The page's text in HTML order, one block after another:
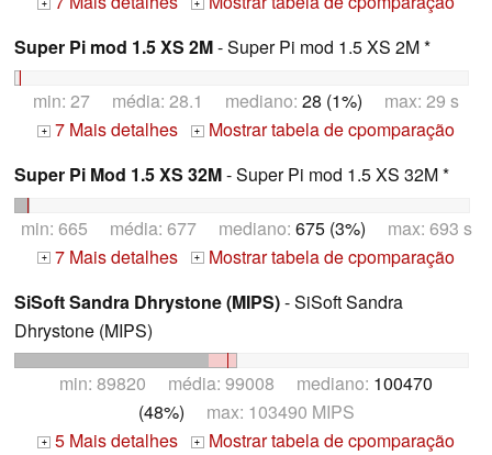
+ +
Super Pi mod 1.5 XS 2M- Super Pi mod 1.5 XS 2M *
min: 27 média: 28.1 mediano: 28 (1%) max: 29 s
+ 7 Mais detalhes + Mostrar tabela de cpomparação
Super Pi Mod 1.5 XS 32M- Super Pi mod 1.5 XS 32M *
min: 665 média: 677 mediano: 675 (3%) max: 693 s
+ 7 Mais detalhes + Mostrar tabela de cpomparação
SiSoft Sandra Dhrystone (MIPS)- SiSoft Sandra
Dhrystone (MIPS)
min: 89820 média: 99008 mediano: 100470
(48%) max: 103490 MIPS
+ 5 Mais detalhes + Mostrar tabela de cpomparação